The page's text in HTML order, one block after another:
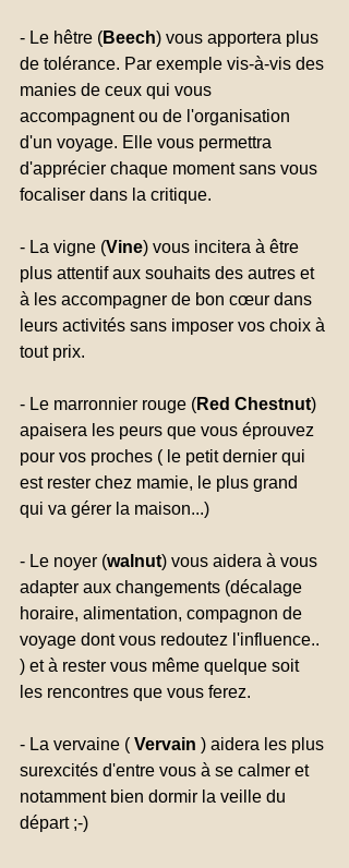
- Le hêtre (Beech) vous apportera plus
de tolérance. Par exemple vis-à-vis des
manies de ceux qui vous
accompagnent ou de l'organisation
d'un voyage. Elle vous permettra
d'apprécier chaque moment sans vous
focaliser dans la critique.
- La vigne (Vine) vous incitera à être
plus attentif aux souhaits des autres et
à les accompagner de bon cœur dans
leurs activités sans imposer vos choix à
tout prix.
- Le marronnier rouge (Red Chestnut)
apaisera les peurs que vous éprouvez
pour vos proches ( le petit dernier qui
est rester chez mamie, le plus grand
qui va gérer la maison...)
- Le noyer (walnut) vous aidera à vous
adapter aux changements (décalage
horaire, alimentation, compagnon de
voyage dont vous redoutez l'influence..
) et à rester vous même quelque soit
les rencontres que vous ferez.
- La vervaine ( Vervain ) aidera les plus
surexcités d'entre vous à se calmer et
notamment bien dormir la veille du
départ ;-)